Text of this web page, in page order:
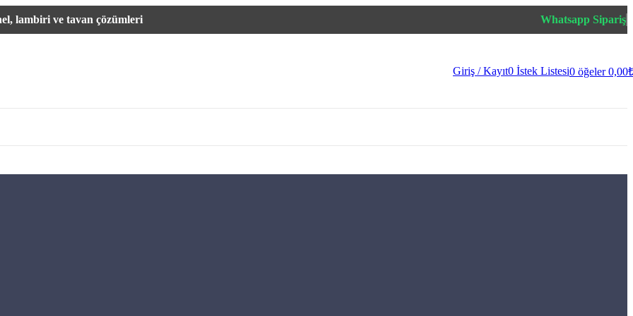
lambiri ve tavan çözümleri Whatsapp Sipariş
Giriş / Kayıt0 İstek Listesi0 öğeler 0,00